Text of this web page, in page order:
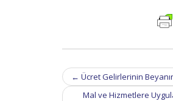
Post
navigation
← Ücret Gelirlerinin
Mal ve Hizmetlere